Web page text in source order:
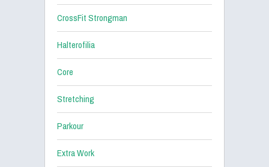
CrossFit Strongman
Halterofilia
Core
Stretching
Parkour
Extra Work